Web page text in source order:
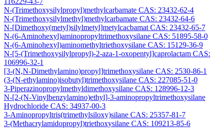
N-(Trimethoxysilylpropyl)methylcarbamate CAS: 23432-62-4
N-(Trimethoxysilylmethyl)methylcarbamate CAS: 23432-64-6
N-[Dimethoxy(metyl)silylmetyl]metylcacbamat CAS: 23432-65-7
N-(6-Aminohexyl)aminopropyltrimethoxysilane CAS: 51895-58-0
N-(6-Aminohexyl)aminomethyltriethoxysilane CAS: 15129-36-9
N-[5-(Trimethoxysilylpropyl)-2-aza-1-oxopentyl]caprolactam CAS:
106996-32-1
[3-(N,N-Dimethylamino)propyl]trimethoxysilane CAS: 2530-86-1
(3-(N-ethylamino)isobutyl)trimethoxysilane CAS: 227085-51-0
3-Piperazinopropylmethyldimethoxysilane CAS: 128996-12-3
N-[2-(N-Vinylbenzylamino)ethyl]-3-aminopropyltrimethoxysilane
Hydrochloride CAS: 34937-00-3
3-Aminopropyltris(trimethylsiloxy)silane CAS: 25357-81-7
3-(Methacrylamidopropyl)triethoxysilane CAS: 109213-85-6